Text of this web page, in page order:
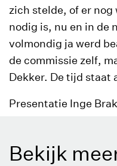
zich stelde, of er
nodig is, nu en in de
volmondig ja werd
de commissie zelf,
Dekker. De tijd staat
Presentatie Inge
Bekijk